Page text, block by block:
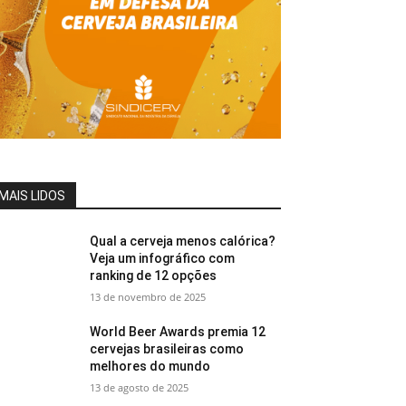
LIDOS
Qual a cerveja menos calórica?
Veja um infográfico com
ranking de 12 opções
13 de novembro de 2025
World Beer Awards premia 12
cervejas brasileiras como
melhores do mundo
13 de agosto de 2025